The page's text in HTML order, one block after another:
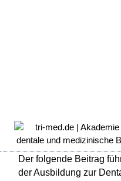
DEINE
Der folgende Beitrag
der Ausbildung zur